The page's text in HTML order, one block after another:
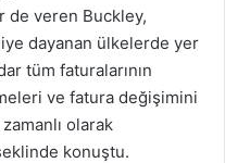
de veren Buckley,
dayanan ülkelerde yer
tüm faturalarının
ve fatura değişimini
olarak
konuştu.